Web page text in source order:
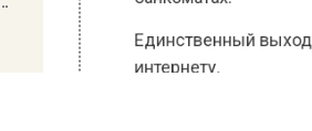
Единственный выход